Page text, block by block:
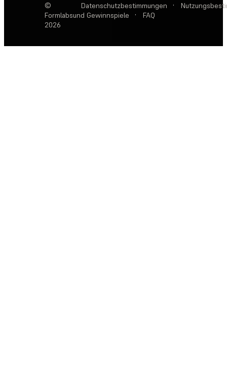
©
Formlabs
2026
Datenschutzbestimmungen ·
und Gewinnspiele
· FAQ